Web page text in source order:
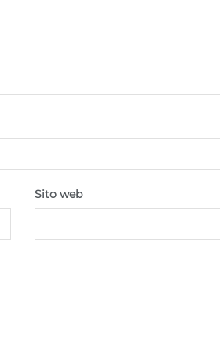
errori, Erogare e
Sito web